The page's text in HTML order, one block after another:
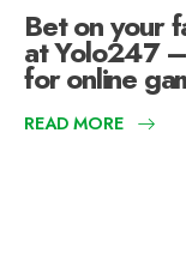
Bet on your
at Yolo247
for online
READ MORE